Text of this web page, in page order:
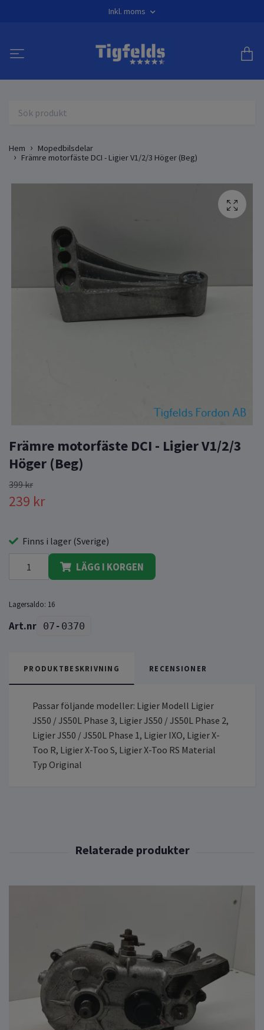
Inkl. moms
Hem
Mopedbilsdelar
Främre motorfäste DCI - Ligier V1/2/3 Höger (Beg)
Främre motorfäste DCI - Ligier V1/2/3
Höger (Beg)
399 kr
239 kr
Finns i lager (Sverige)
LÄGG I KORGEN
Lagersaldo: 16
07-0370
PRODUKTBESKRIVNING RECENSIONER
Passar följande modeller: Ligier Modell Ligier
JS50 / JS50L Phase 3, Ligier JS50 / JS50L Phase 2,
Ligier JS50 / JS50L Phase 1, Ligier IXO, Ligier X-
Too R, Ligier X-Too S, Ligier X-Too RS Material
Typ Original